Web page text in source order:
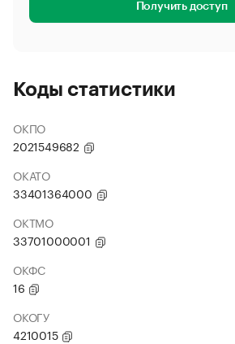
Получить доступ
Коды статистики
ОКПО
2021549682
ОКАТО
33401364000
ОКТМО
33701000001
ОКФС
16
ОКОГУ
4210015